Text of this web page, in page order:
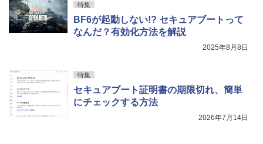
5
1EDB ブラック 18.5型ワイド液晶ディス
プレイ LCDAH191EDB
レスイヤホン Bluetooth 5.4 ノイズキャンセ
リング ANC 36時間再生
￥3,480
特集
BF6が起動しない!? セキュアブートって
なんだ？有効化方法を解説
2025年8月8日
特集
セキュアブート証明書の期限切れ、簡単
にチェックする方法
2026年7月14日